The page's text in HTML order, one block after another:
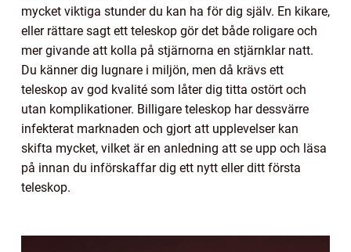
mycket viktiga stunder du kan ha för dig själv. En kikare,
eller rättare sagt ett teleskop gör det både roligare och
mer givande att kolla på stjärnorna en stjärnklar natt.
Du känner dig lugnare i miljön, men då krävs ett
teleskop av god kvalité som låter dig titta ostört och
utan komplikationer. Billigare teleskop har dessvärre
infekterat marknaden och gjort att upplevelser kan
skifta mycket, vilket är en anledning att se upp och läsa
på innan du införskaffar dig ett nytt eller ditt första
teleskop.